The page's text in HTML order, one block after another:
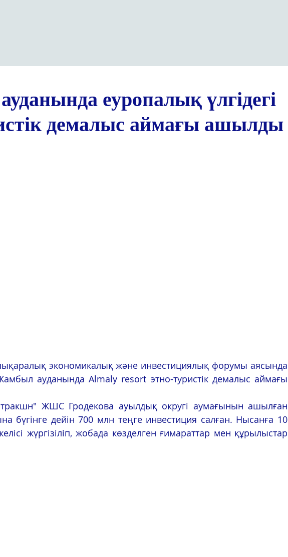
еуропалық үлгідегі
демалыс аймағы ашылды
ауданында Almaly resort этно-туристік демалыс аймағы
бүгінге дейін 700 млн теңге инвестиция салған. Нысанға 10
жүргізіліп, жобада көзделген ғимараттар мен құрылыстар